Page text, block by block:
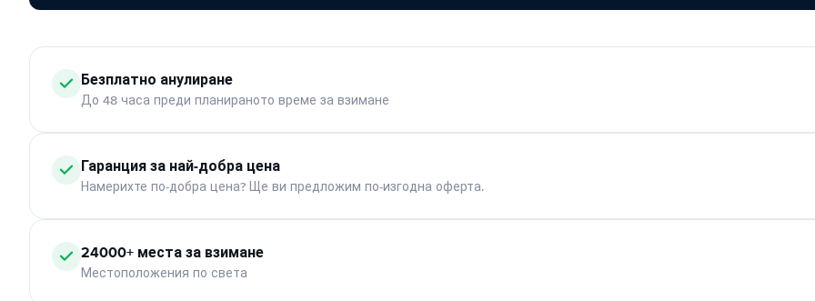
Безплатно анулиране
До 48 часа преди планираното време за взимане
Гаранция за най-добра цена
Намерихте по-добра цена? Ще ви предложим по-изгодна оферта.
24000+ места за взимане
Местоположения по света